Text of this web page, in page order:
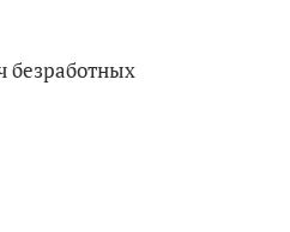
безработных